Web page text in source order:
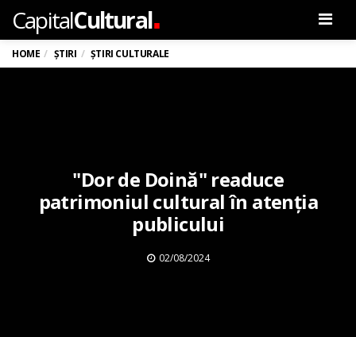
CapitalCultural
HOME ȘTIRI ȘTIRI CULTURALE
"Dor de Doină" readuce
patrimoniul cultural în atenția
publicului
02/08/2024